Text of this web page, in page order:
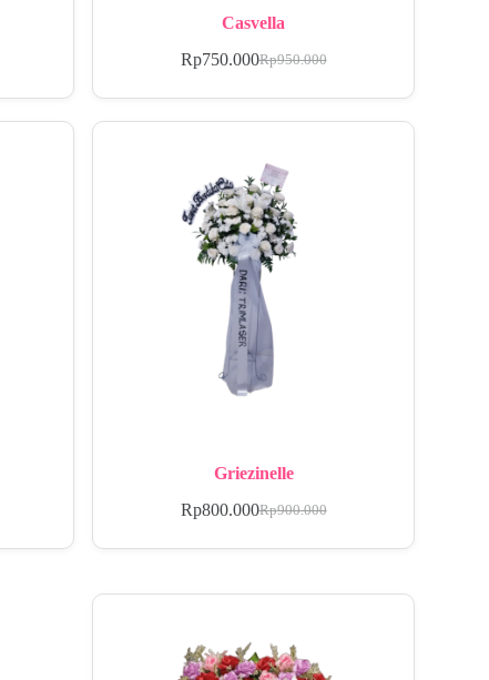
Casvella
Rp950.000
Rp750.000
Griezinelle
Rp900.000
Rp800.000